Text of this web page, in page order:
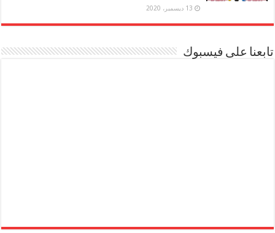
13 ديسمبر، 2020
تابعنا على فيسبوك